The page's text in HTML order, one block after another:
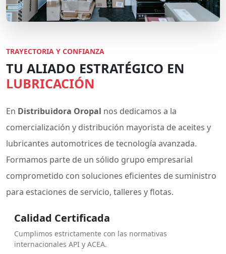
TRAYECTORIA Y CONFIANZA
TU ALIADO ESTRATÉGICO EN
LUBRICACIÓN
En Distribuidora Oropal nos dedicamos a la
comercialización y distribución mayorista de aceites y
lubricantes automotrices de tecnología avanzada.
Formamos parte de un sólido grupo empresarial
comprometido con soluciones eficientes de suministro
para estaciones de servicio, talleres y flotas.
Calidad Certificada
Cumplimos estrictamente con las normativas
internacionales API y ACEA.